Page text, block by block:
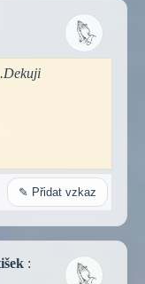
✎ Přidat vzkaz
: